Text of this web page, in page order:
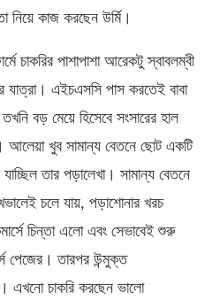
নিয়ে কাজ করছেন উর্মি।
চাকরির পাশাপাশা আরেকটু স্বাবলম্বী
এইচএসসি পাস করতেই বাবা
বড় মেয়ে হিসেবে সংসারের হাল
আলেয়া খুব সামান্য বেতনে ছোট একটি
তার পড়ালেখা। সামান্য বেতনে
চলে যায়, পড়াশোনার খরচ
চিন্তা এলো এবং সেভাবেই শুরু
পেজের। তারপর উন্মুক্ত
এখনো চাকরি করছেন ভালো